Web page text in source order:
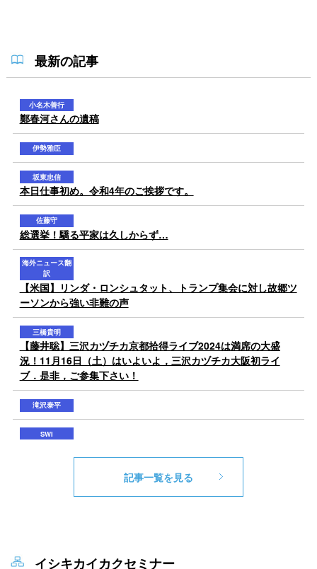
最新の記事
記事一覧を見る
イシキカイカクセミナー